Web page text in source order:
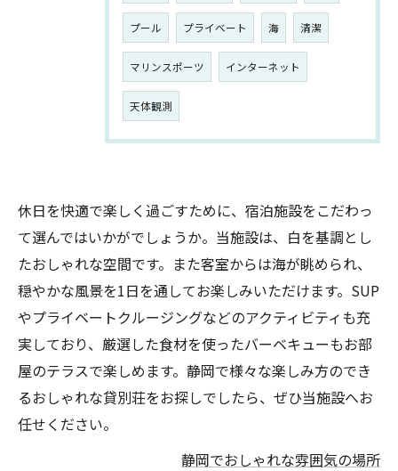
プール プライベート 海 清潔
マリンスポーツ インターネット
天体観測
休日を快適で楽しく過ごすために、宿泊施設をこだわっ
て選んではいかがでしょうか。当施設は、白を基調とし
たおしゃれな空間です。また客室からは海が眺められ、
穏やかな風景を1日を通してお楽しみいただけます。SUP
やプライベートクルージングなどのアクティビティも充
実しており、厳選した食材を使ったバーベキューもお部
屋のテラスで楽しめます。静岡で様々な楽しみ方のでき
るおしゃれな貸別荘をお探しでしたら、ぜひ当施設へお
任せください。
静岡でおしゃれな雰囲気の場所